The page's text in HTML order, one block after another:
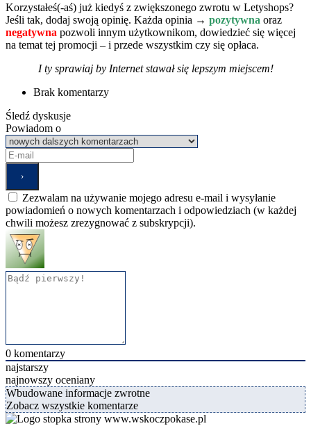
Korzystałeś(-aś) już kiedyś z zwiększonego zwrotu w Letyshops?
Jeśli tak, dodaj swoją opinię. Każda opinia → pozytywna oraz
negatywna pozwoli innym użytkownikom, dowiedzieć się więcej
na temat tej promocji – i przede wszystkim czy się opłaca.
I ty sprawiaj by Internet stawał się lepszym miejscem!
Brak komentarzy
Śledź dyskusje
Powiadom o
Zezwalam na używanie mojego adresu e-mail i wysyłanie
powiadomień o nowych komentarzach i odpowiedziach (w każdej
chwili możesz zrezygnować z subskrypcji).
0 komentarzy
najstarszy
najnowszy oceniany
Wbudowane informacje zwrotne
Zobacz wszystkie komentarze